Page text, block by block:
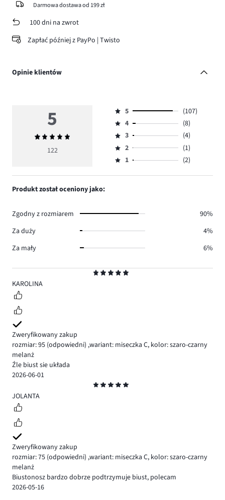
Darmowa dostawa od 199 zł
100 dni na zwrot
Zapłać później z PayPo | Twisto
Opinie klientów
5
KAROLINA
Zweryfikowany zakup
rozmiar: 95 (odpowiedni) ,wariant: miseczka C, kolor: szaro-czarny
melanż
Źle biust sie układa
2026-06-01
5
JOLANTA
Zweryfikowany zakup
rozmiar: 75 (odpowiedni) ,wariant: miseczka C, kolor: szaro-czarny
melanż
Biustonosz bardzo dobrze podtrzymuje biust, polecam
2026-05-16
5
Średnia
ocena
122
Ocena
5,
ilość
głosów
107.
5
(107)
Ocena
4,
ilość
głosów
4
(8)
Ocena
3,
ilość
3
(4)
Ocena
2,
2
(1)
Ocena
1,
1 (2)
Produkt został oceniony jako:
Zgodny z rozmiarem
90%
Za duży
4%
Za mały
6%